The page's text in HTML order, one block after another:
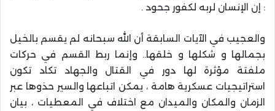
: إن الإنسان لربه لكفور جحود .
والعجيب في الآيات السابقة أن الله سبحانه لم يقسم بالخيل
بجمالها و شكلها و خلقها.. وإنما ربط القسم في حركات
ملفتة مؤثرة لها دور في القتال والجهاد تكاد تكون
استراتيجيات عسكرية هامة ، يمكن اتباعها والسير حذوها عبر
الزمان والمكان والميدان مع اختلاف في المعطيات ، بيان